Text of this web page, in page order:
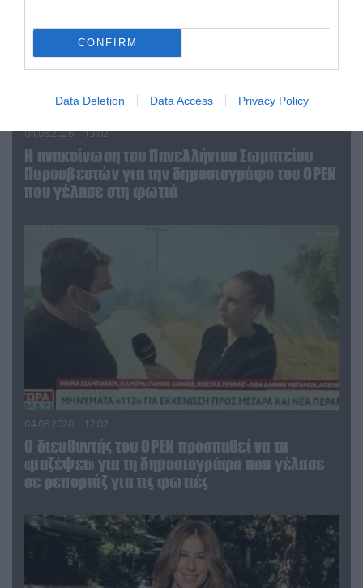
CONFIRM
Data Deletion Data Access Privacy Policy
04.08.2026 | 13:02
Η ανακοίνωση του Πανελλήνιου Σωματείου
Πυροσβεστών για την δημοσιογράφο του OPEN
που γέλασε στη φωτιά
04.08.2026 | 12:02
O διευθυντής του OPEN προσπαθεί να τα
«μαζέψει» για τη δημοσιογράφο που γέλασε
σε ρεπορτάζ για τις φωτιές